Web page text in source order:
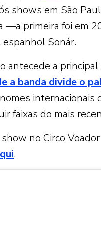
shows em São
—a primeira foi em
Sonár.
antecede a
a banda divide o
internacionais
faixas do mais
no Circo
.